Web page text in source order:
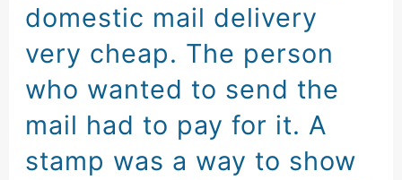
domestic mail delivery
very cheap. The person
who wanted to send the
mail had to pay for it. A
stamp was a way to show